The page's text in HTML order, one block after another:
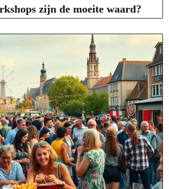
zijn de moeite waard?